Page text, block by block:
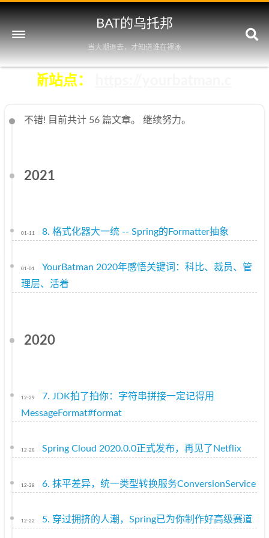
BAT的乌托邦
当大潮退去，才知道谁在裸泳
前往新站点：
不错! 目前共计 56 篇文章。 继续努力。
2021
01-11 8. 格式化器大一统 -- Spring的Formatter抽象
01-01
YourBatman 2020年感悟关键词：科比、裁员、管
理层、活着
2020
12-29
7. JDK拍了拍你：字符串拼接一定记得用
MessageFormat#format
12-28 Spring Cloud 2020.0.0正式发布，再见了Netflix
12-28 6. 抹平差异，统一类型转换服务ConversionService
12-22 5. 穿过拥挤的人潮，Spring已为你制作好高级赛道